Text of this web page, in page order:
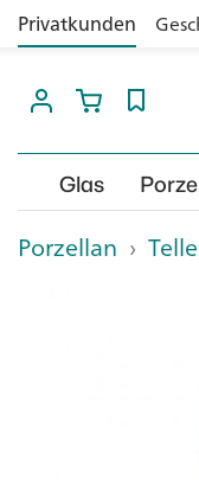
Privatkunden
Glas
Porzellan ›